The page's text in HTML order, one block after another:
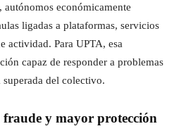
económicamente
ligadas a plataformas, servicios
actividad. Para UPTA, esa
capaz de responder a problemas
del colectivo.
y mayor protección